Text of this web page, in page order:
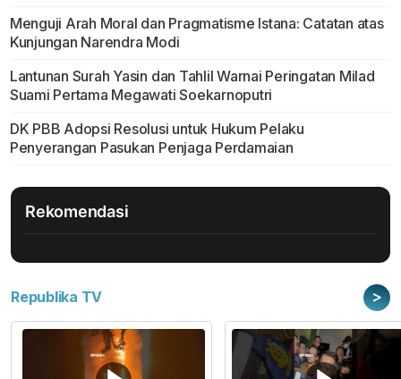
Menguji Arah Moral dan Pragmatisme Istana: Catatan atas
Kunjungan Narendra Modi
Lantunan Surah Yasin dan Tahlil Warnai Peringatan Milad
Suami Pertama Megawati Soekarnoputri
DK PBB Adopsi Resolusi untuk Hukum Pelaku
Penyerangan Pasukan Penjaga Perdamaian
Rekomendasi
Republika TV >